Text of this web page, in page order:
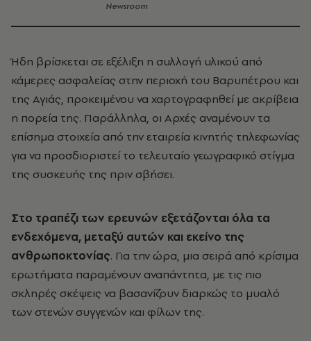
Newsroom
Ήδη βρίσκεται σε εξέλιξη η συλλογή υλικού από
κάμερες ασφαλείας στην περιοχή του Βαρυπέτρου και
της Αγιάς, προκειμένου να χαρτογραφηθεί με ακρίβεια
η πορεία της. Παράλληλα, οι Αρχές αναμένουν τα
επίσημα στοιχεία από την εταιρεία κινητής τηλεφωνίας
για να προσδιοριστεί το τελευταίο γεωγραφικό στίγμα
της συσκευής της πριν σβήσει.
Στο τραπέζι των ερευνών εξετάζονται όλα τα
ενδεχόμενα, μεταξύ αυτών και εκείνο της
ανθρωποκτονίας. Για την ώρα, μια σειρά από κρίσιμα
ερωτήματα παραμένουν αναπάντητα, με τις πιο
σκληρές σκέψεις να βασανίζουν διαρκώς το μυαλό
των στενών συγγενών και φίλων της.